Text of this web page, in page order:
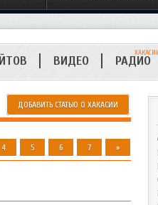
ВИДЕО РАДИО
ДОБАВИТЬ СТАТЬЮ О ХАКАСИИ
4 5 6 7 »